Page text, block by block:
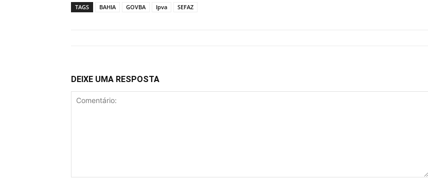
TAGS BAHIA GOVBA Ipva SEFAZ
DEIXE UMA RESPOSTA